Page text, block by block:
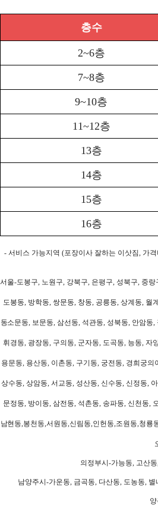
층수
2~6층
7~8층
9~10층
11~12층
13층
14층
15층
16층
- 서비스 가능지역 (포장이사 잘하는 이삿짐, 가
서울-도봉구, 노원구, 강북구, 은평구, 성북구, 중
도봉동, 방학동, 쌍문동, 창동, 공릉동, 상계동,
동소문동, 보문동, 삼선동, 석관동, 성북동, 안암
휘경동, 광장동, 구의동, 군자동, 도곡동, 능동, 자
용문동, 용산동, 이촌동, 구기동, 궁전동, 경희궁
상수동, 상암동, 서교동, 성산동, 신수동, 신정동,
문정동, 방이동, 삼전동, 석촌동, 송파동, 신천동,
남현동,봉천동,서원동,신림동,인헌동,조원동,청
의정부시-가능동, 고산
남양주시-가운동, 금곡동, 다산동, 도농동,